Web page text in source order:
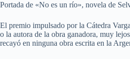
Portada de «No es un río», novela de
El premio impulsado por la Cátedra
o la autora de la obra ganadora, muy
recayó en ninguna obra escrita en la